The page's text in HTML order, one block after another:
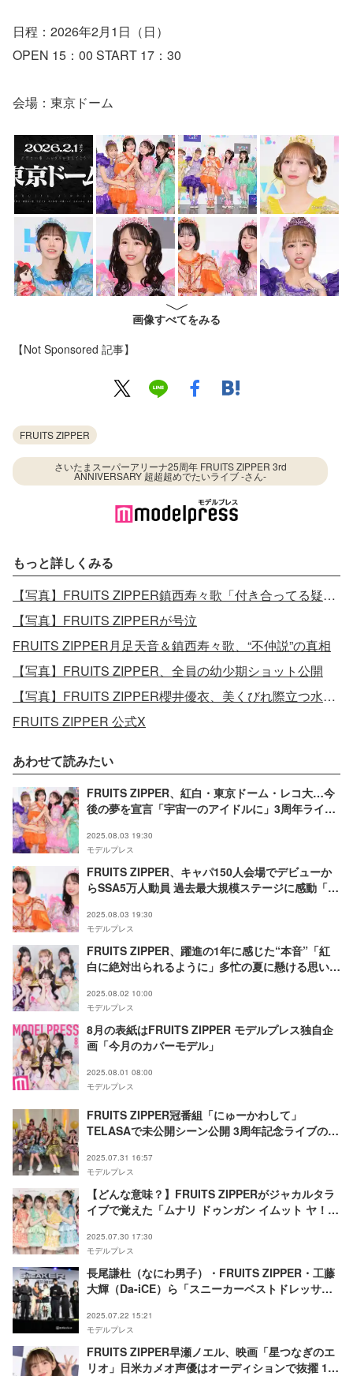
日程：2026年2月1日（日）
OPEN 15：00 START 17：30
会場：東京ドーム
画像すべてをみる
【Not Sponsored 記事】
FRUITS ZIPPER
さいたまスーパーアリーナ25周年 FRUITS ZIPPER 3rd
ANNIVERSARY 超超超めでたいライブ -さん-
もっと詳しくみる
【写真】FRUITS ZIPPER鎮西寿々歌「付き合ってる疑惑」人気歌手と共演
【写真】FRUITS ZIPPERが号泣
FRUITS ZIPPER月足天音＆鎮西寿々歌、“不仲説”の真相
【写真】FRUITS ZIPPER、全員の幼少期ショット公開
【写真】FRUITS ZIPPER櫻井優衣、美くびれ際立つ水着姿
FRUITS ZIPPER 公式X
あわせて読みたい
FRUITS ZIPPER、紅白・東京ドーム・レコ大…今
後の夢を宣言「宇宙一のアイドルに」3周年ライブ
2025.08.03 19:30
モデルプレス
FRUITS ZIPPER、キャパ150人会場でデビューか
らSSA5万人動員 過去最大規模ステージに感動「集
2025.08.03 19:30
モデルプレス
FRUITS ZIPPER、躍進の1年に感じた“本音”「紅
白に絶対出られるように」多忙の夏に懸ける思いと
2025.08.02 10:00
モデルプレス
8月の表紙はFRUITS ZIPPER モデルプレス独自企
画「今月のカバーモデル」
2025.08.01 08:00
モデルプレス
FRUITS ZIPPER冠番組「にゅーかわして」
TELASAで未公開シーン公開 3周年記念ライブの独
2025.07.31 16:57
モデルプレス
【どんな意味？】FRUITS ZIPPERがジャカルタラ
イブで覚えた「ムナリ ドゥンガン イムット ヤ！」
2025.07.30 17:30
モデルプレス
長尾謙杜（なにわ男子）・FRUITS ZIPPER・工藤
大輝（Da-iCE）ら「スニーカーベストドレッサー
覧】
2025.07.22 15:21
モデルプレス
FRUITS ZIPPER早瀬ノエル、映画「星つなぎのエ
リオ」日米カメオ声優はオーディションで抜擢 1人